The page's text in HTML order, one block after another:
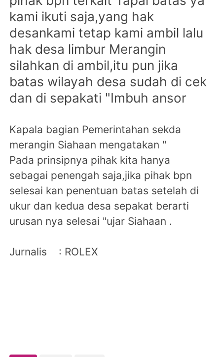
kami ikuti saja,yang hak
desankami tetap kami ambil lalu
hak desa limbur Merangin
silahkan di ambil,itu pun jika
batas wilayah desa sudah di cek
dan di sepakati "Imbuh ansor
Kapala bagian Pemerintahan sekda
merangin Siahaan mengatakan "
Pada prinsipnya pihak kita hanya
sebagai penengah saja,jika pihak bpn
selesai kan penentuan batas setelah di
ukur dan kedua desa sepakat berarti
urusan nya selesai "ujar Siahaan .
Jurnalis : ROLEX